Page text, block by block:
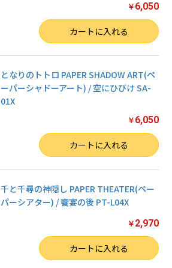
￥ 6,050
カートに入れる
となりのトトロ PAPER SHADOW ART(ペ
ーパーシャドーアート) / 空にひびけ SA-
01X
￥ 6,050
カートに入れる
千と千尋の神隠し PAPER THEATER(ペー
パーシアター) / 饗宴の後 PT-L04X
￥ 2,970
カートに入れる
お買い物を続ける
カートへ進む